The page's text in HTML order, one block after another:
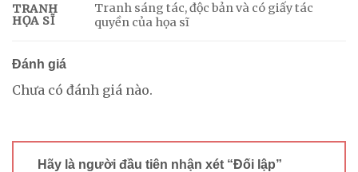
TRANH
HỌA SĨ
Tranh sáng tác, độc bản và có giấy tác
quyền của họa sĩ
Đánh giá
Chưa có đánh giá nào.
Hãy là người đầu tiên nhận xét “Đối lập”